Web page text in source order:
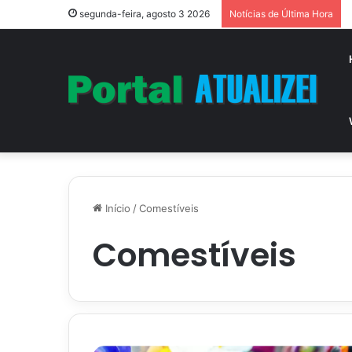
segunda-feira, agosto 3 2026 Notícias de Última Hora
Início /Comestíveis
Comestíveis